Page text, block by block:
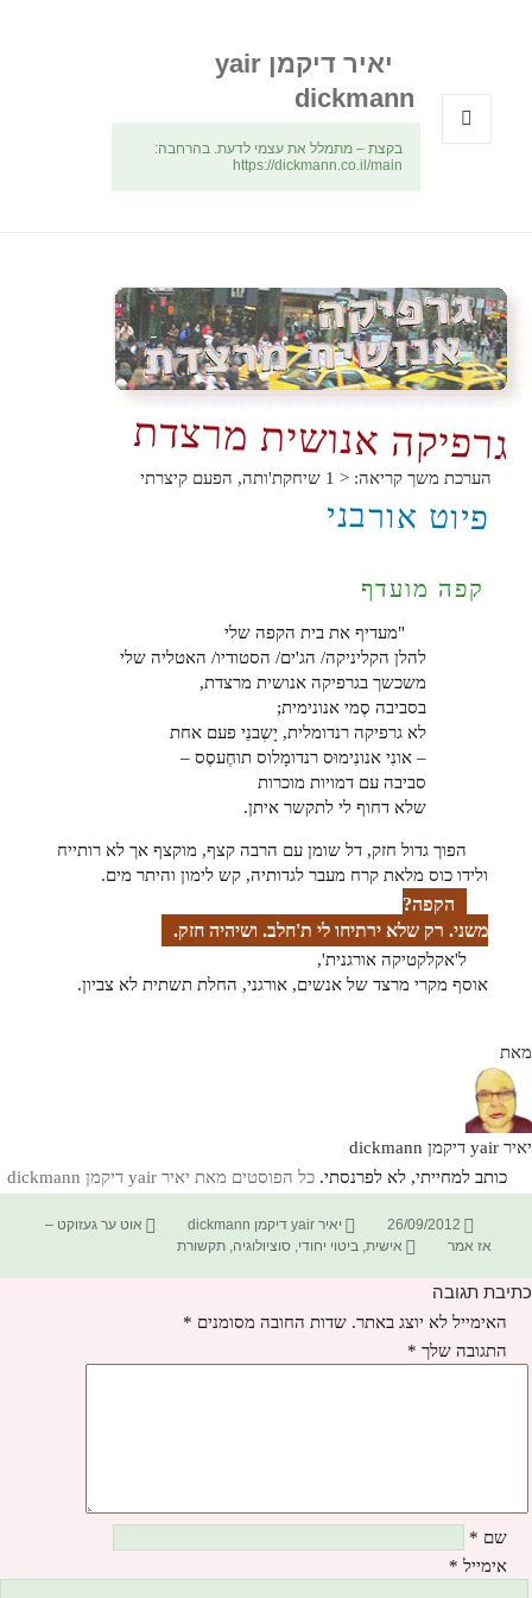
יאיר דיקמן yair
dickmann
בקצת – מתמלל את עצמי לדעת. בהרחבה:
https://dickmann.co.il/main
גרפיקה אנושית מרצדת
הערכת משך קריאה: < 1 שיחקת'ותה, הפעם קיצרתי
פיוט אורבני
קפה מועדף
"מעדיף את בית הקפה שלי
להלן הקליניקה/ הג'ים/ הסטודיו/ האטליה שלי
משכשך בגרפיקה אנושית מרצדת,
בסביבה סֶמי אנונימית;
לא גרפיקה רנדומלית, יָשְבנֵי פעם אחת
– אונִי אנונִימוּס רנדומָלוס תוחֶעסֶס –
סביבה עם דמויות מוכרות
שלא דחוף לי לתקשר איתן.
הפוך גדול חזק, דל שומן עם הרבה קצף, מוקצף אך לא רותייח
ולידו כוס מלאת קרח מעבר לגדותיה, קש לימון והיתר מים.
הקפה?
משני. רק שלא ירתיחו לי ת'חלב. ושיהיה חזק.
ל'אקלקטיקה אורגנית',
אוסף מקרי מרצד של אנשים, אורגני, החלת תשתית לא צביון.
מאת
יאיר yair דיקמן dickmann
כותב למחייתי, לא לפרנסתי. כל הפוסטים מאת יאיר yair דיקמן dickmann‏
פורסם
בתאריך
26/09/2012 מחבר
יאיר yair דיקמן dickmann קטגוריות
אוט ער געזוקט –
אז אמר
תגיות
אישית,ביטוי יחודי,סוציולוגיה,תקשורת
כתיבת תגובה
האימייל לא יוצג באתר. שדות החובה מסומנים *
התגובה שלך *
שם *
אימייל *